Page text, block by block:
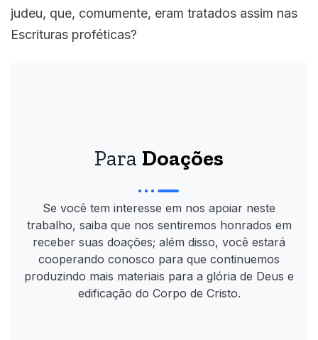
judeu, que, comumente, eram tratados assim nas
Escrituras proféticas?
Para Doações
Se você tem interesse em nos apoiar neste
trabalho, saiba que nos sentiremos honrados em
receber suas doações; além disso, você estará
cooperando conosco para que continuemos
produzindo mais materiais para a glória de Deus e
edificação do Corpo de Cristo.